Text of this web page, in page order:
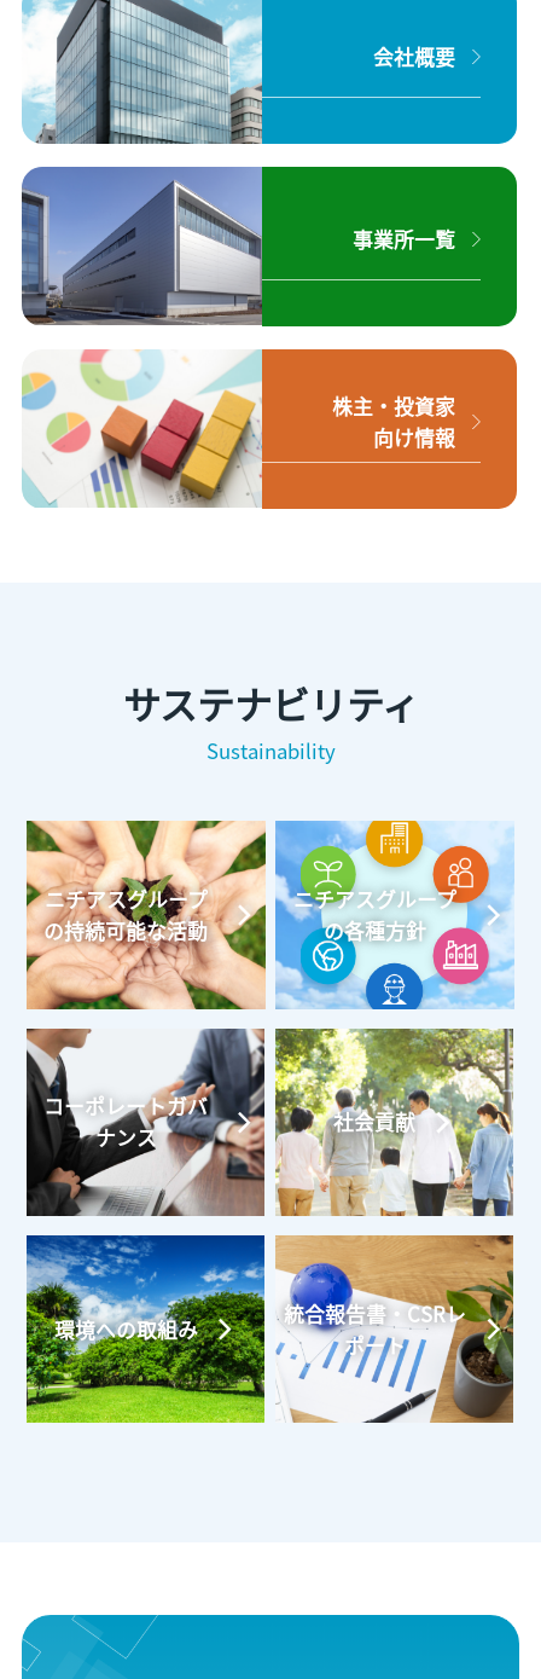
会社概要
事業所一覧
株主・投資家
向け情報
サステナビリティ
Sustainability
ニチアスグループ
の持続可能な活動
ニチアスグループ
の各種方針
コーポレートガバ
ナンス
社会貢献
環境への取組み
統合報告書・CSRレ
ポート